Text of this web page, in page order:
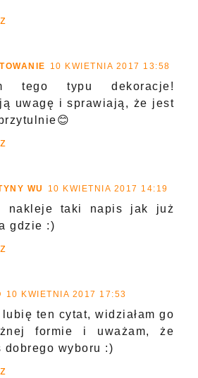
10 KWIETNIA 2017 13:58
tego typu dekoracje!
uwagę i sprawiają, że jest
WU 10 KWIETNIA 2017 14:19
nakleje taki napis jak już
gdzie :)
10 KWIETNIA 2017 17:53
ten cytat, widziałam go
formie i uważam, że
dobrego wyboru :)